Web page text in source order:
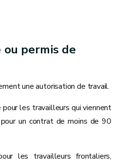
ou permis de
une autorisation de travail.
les travailleurs qui viennent
un contrat de moins de 90
les travailleurs frontaliers,